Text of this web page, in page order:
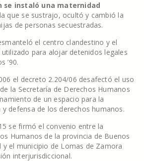
se instaló una maternidad
que se sustrajo, ocultó y cambió la
de personas secuestradas.
el centro clandestino y el
para alojar detenidos legales
’90.
el decreto 2.204/06 desafectó el uso
la Secretaría de Derechos Humanos
de un espacio para la
defensa de los derechos humanos.
se firmó el convenio entre la
Humanos de la provincia de Buenos
y el municipio de Lomas de Zamora
interjurisdiccional.